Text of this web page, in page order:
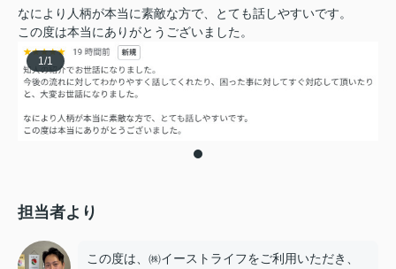
なにより人柄が本当に素敵な方で、とても話しやすいです。
この度は本当にありがとうございました。
1/1
担当者より
この度は、㈱イーストライフをご利用いただき、